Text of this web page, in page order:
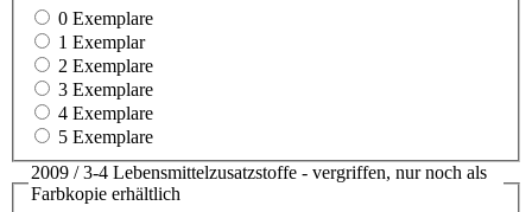
0 Exemplare
1 Exemplar
2 Exemplare
3 Exemplare
4 Exemplare
5 Exemplare
2009 / 3-4 Lebensmittelzusatzstoffe - vergriffen, nur noch als
Farbkopie erhältlich